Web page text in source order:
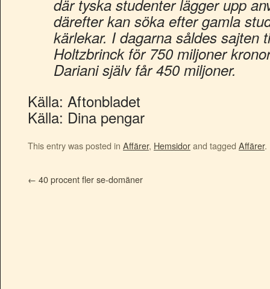
där tyska studenter lägger upp
därefter kan söka efter gamla
kärlekar. I dagarna såldes sajten
Holtzbrinck för 750 miljoner
Dariani själv får 450 miljoner.
Källa: Aftonbladet
Källa: Dina pengar
This entry was posted in Affärer, Hemsidorand tagged Affärer.
← 40 procent fler se-domäner